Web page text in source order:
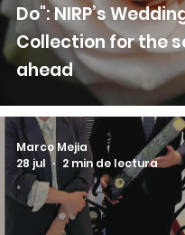
Do": NIRP’s
Collection for the
ahead
Marco Mejia
28 jul
2 min de lectura